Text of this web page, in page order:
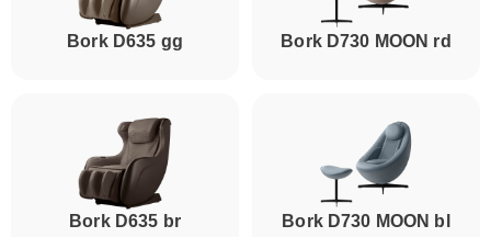
Bork D635 gg Bork D730 MOON rd
Bork D635 br Bork D730 MOON bl